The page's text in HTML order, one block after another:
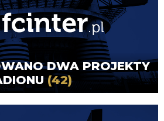
DWA PROJEKTY
(42)